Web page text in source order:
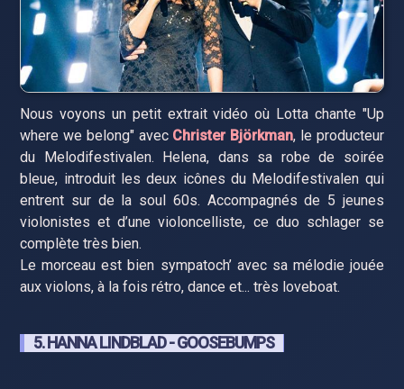
Nous voyons un petit extrait vidéo où Lotta chante "Up
where we belong" avec Christer Björkman, le producteur
du Melodifestivalen. Helena, dans sa robe de soirée
bleue, introduit les deux icônes du Melodifestivalen qui
entrent sur de la soul 60s. Accompagnés de 5 jeunes
violonistes et d’une violoncelliste, ce duo schlager se
complète très bien.
Le morceau est bien sympatoch’ avec sa mélodie jouée
aux violons, à la fois rétro, dance et... très loveboat.
5. HANNA LINDBLAD - GOOSEBUMPS